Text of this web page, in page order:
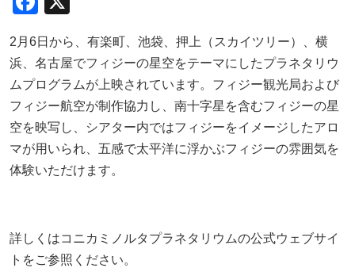
c
e
b
o
o
k
2月 6日から、有楽町、池袋、押上（スカイツリー）、横
浜、名古屋でフィジーの星空をテーマにしたプラネタリウ
ムプログラムが上映されています。フィジー観光局および
フィジー航空が制作協力し、南十字星を含むフィジーの星
空を映写し、シアター内ではフィジーをイメージしたアロ
マが用いられ、五感で太平洋に浮かぶフィジーの雰囲気を
体験いただけます。
詳しくはコニカミノルタプラネタリウムの公式ウェブサイ
トをご参照ください。